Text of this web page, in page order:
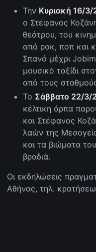
Την Κυριακή 16/
ο Στέφανος
θεάτρου, του
από ροκ, ποπ και
Σπανό μέχρι
μουσικό ταξίδι
από τους
Το Σάββατο 22/3/
κέλτικη άρπα
και Στέφανος
λαών της
και τα βιώματα
βραδιά.
Οι εκδηλώσεις
Αθήνας, τηλ.